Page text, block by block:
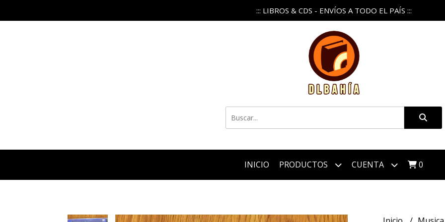
::: LIBROS & CDS - ENVÍOS A TODO EL PAÍS :::
INICIO PRODUCTOS CUENTA 0